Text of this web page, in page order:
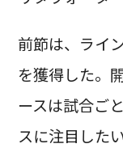
前節は、ライ
を獲得した。
ースは試合ご
スに注目したい